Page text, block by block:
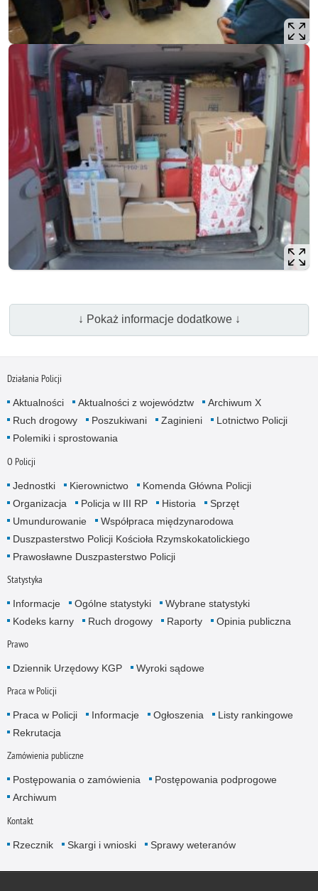
↓ Pokaż informacje dodatkowe ↓
Działania Policji
Aktualności Aktualności z województw
Archiwum X
Ruch drogowy
Poszukiwani Zaginieni
Lotnictwo Policji
Polemiki i sprostowania
O Policji
Jednostki Kierownictwo
Komenda Główna Policji
Organizacja
Policja w III RP Historia
Sprzęt
Umundurowanie
Współpraca międzynarodowa
Duszpasterstwo Policji Kościoła Rzymskokatolickiego
Prawosławne Duszpasterstwo Policji
Statystyka
Informacje Ogólne statystyki
Wybrane statystyki
Kodeks karny
Ruch drogowy Raporty Opinia publiczna
Prawo
Dziennik Urzędowy KGP Wyroki sądowe
Praca w Policji
Praca w Policji Informacje Ogłoszenia
Listy rankingowe
Rekrutacja
Zamówienia publiczne
Postępowania o zamówienia
Postępowania podprogowe
Archiwum
Kontakt
Rzecznik Skargi i wnioski Sprawy weteranów